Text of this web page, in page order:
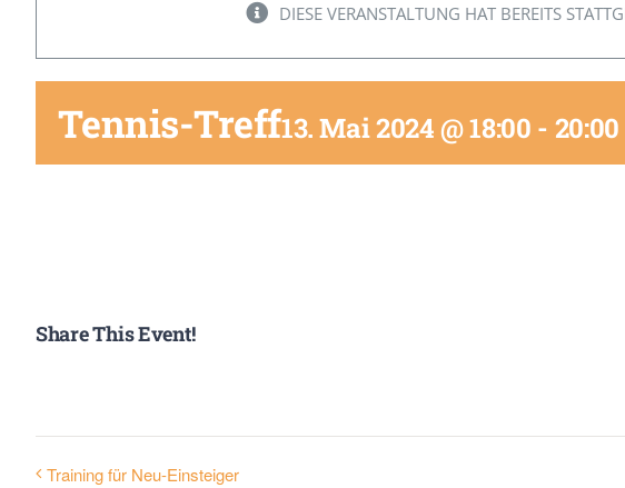
DIESE VERANSTALTUNG HAT BEREITS
Tennis-Treff13. Mai 2024 @ 18:00 - 20:00
Share This Event!
Training für Neu-Einsteiger